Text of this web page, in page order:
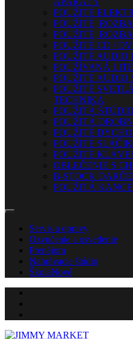
POUŽITÉ
POUŽITÉ,
POUŽITÉ,
POUŽITÉ CD /
POUŽITÉ AUDIO
POUŽÍVANÁ
POUŽITÉ AUDIO
POUŽITÉ
TECHNIKA
POUŽITÁ
POUŽITÁ
POUŽITÉ
POUŽITÉ
POUŽITÉ
OBLEČENIE S
B-STOCK
POUŽITÁ
Servis a opravy
Ozvučenie a osvetlenie
Prenájom
Nahrávacie štúdio
ŠkolaNové